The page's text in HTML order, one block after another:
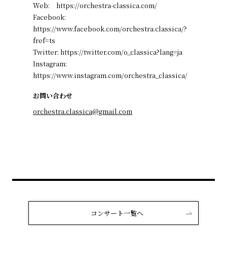
Web: https://orchestra-classica.com/
Facebook:
https://www.facebook.com/orchestra.classica/?
fref=ts
Twitter: https://twitter.com/o_classica?lang=ja
Instagram:
https://www.instagram.com/orchestra_classica/
お問い合わせ
orchestra.classica@gmail.com
コンサート一覧へ